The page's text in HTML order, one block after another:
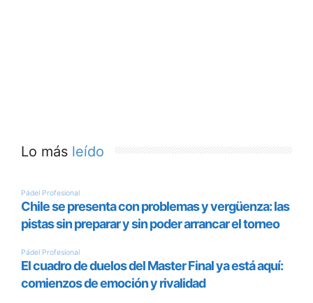
Lo más leído